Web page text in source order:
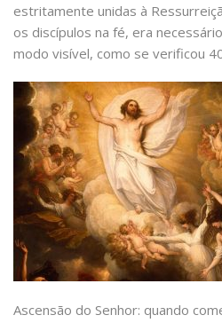
estritamente unidas à
os discípulos na fé, era
modo visível, como se verificou
Ascensão do Senhor: quando